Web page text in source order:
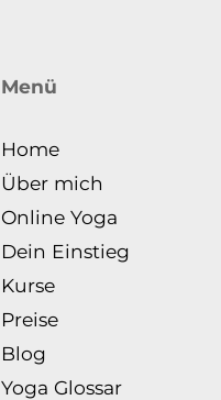
Menü
Home
Über mich
Online Yoga
Dein Einstieg
Kurse
Preise
Blog
Yoga Glossar